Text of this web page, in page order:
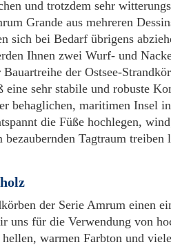
und trotzdem sehr
Grande aus mehreren
sich bei Bedarf übrigens
Ihnen zwei Wurf- und
der Ostsee-
eine sehr stabile und robuste
behaglichen, maritimen Insel
die Füße hochlegen,
bezaubernden Tagtraum
der Serie Amrum einen
uns für die Verwendung von
warmen Farbton und